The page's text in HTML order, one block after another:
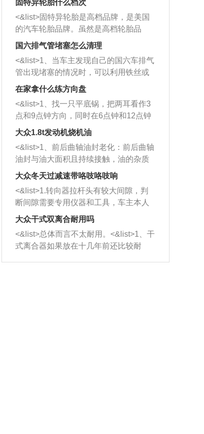
固特异轮胎什么档次
<&list>固特异轮胎是高档品牌，是美国
的汽车轮胎品牌。虽然是高档轮胎品
牌，但是中高低端的轮胎都有生产，这
也是为了更好的开拓市场。
国六排气管堵塞怎么清理
<&list>1、当车主发现自己的国六车排气
管出现堵塞的情况时，可以利用铁丝或
者是细棍，直接将杂物给取出来，如果
堵塞情况比较严重，也可以采取应急措
施。 <&list>2、直接利用木棍将所有的
杂物推到排气管里面的位置处，然后将
三元催化器拆解开，就可以将堵塞的东
西取出来。但如果是因为积碳过多引起
的堵塞，就需要将三元催化器泡在草酸
洗剂对堵塞的情况得到解决，将清洗剂
放在燃油箱中，与燃油混合后，车辆启
动时，就可以和汽油一起进入到燃烧
室，最后形成废气排出，就可以让三元
催化器得到清洗，排气管堵塞的情况就
能够得到解决。
在家拿什么练方向盘
<&list>1、找一只平底锅，把两耳看作3
点和9点钟方向，同时在6点钟和12点钟
方向做一个标记。 <&list>2、双手握住
一圈半的练习，往右同样也要打相同的
圈数。 <&list>3、最后强调要反复练
习，这样就可以形成肌肉记忆，在真实
驾驶车辆时，不需要记忆也能打好方
向。
大众1.8t发动机烧机油
<&list>1、前后曲轴油封老化：前后曲轴
油封与油大面积且持续接触，油的杂质
和发动机内持续温度变化使其密封效果
逐渐减弱，导致渗油或漏油。<&list>2、
活塞间隙过大：积碳会使活塞环与缸体
的间隙扩大，导致机油流入燃烧室中，
造成烧机油。<&list>3、机油粘度。使用
机油粘度过小的话，同样会有烧机油现
象，机油粘度过小具有很好的流动性，
大众冬天过减速带咯吱咯吱响
<&list>1.转向器拉杆头有较大间隙，判
断间隙需要专用仪器和工具，车主本人
无法制作，需要将车辆送到修理厂或4s
店；<&list>2.车辆半轴套管防尘罩破
裂，破裂后会出现漏油现象，使半轴磨
损严重，磨损的半轴容易损坏，产生异
响；<&list>3.稳定器的转向胶套和球头
大众干式双离合耐用吗
<&list>总体而言不太耐用。<&list>1、干
式离合器如果放在十几年前还比较耐